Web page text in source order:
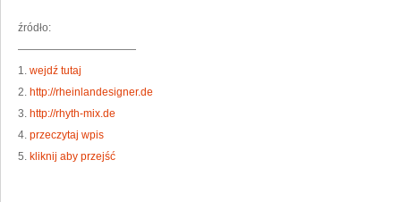
źródło:
———————————
1. wejdź tutaj
2. http://rheinlandesigner.de
3. http://rhyth-mix.de
4. przeczytaj wpis
5. kliknij aby przejść